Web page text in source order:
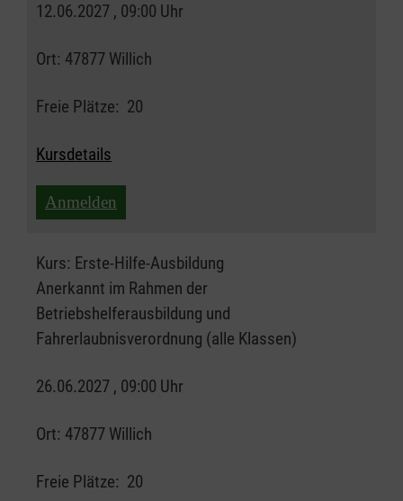
12.06.2027 , 09:00 Uhr
Ort: 47877 Willich
Freie Plätze: 20
Kursdetails
Anmelden
Kurs: Erste-Hilfe-Ausbildung
Anerkannt im Rahmen der
Betriebshelferausbildung und
Fahrerlaubnisverordnung (alle Klassen)
26.06.2027 , 09:00 Uhr
Ort: 47877 Willich
Freie Plätze: 20